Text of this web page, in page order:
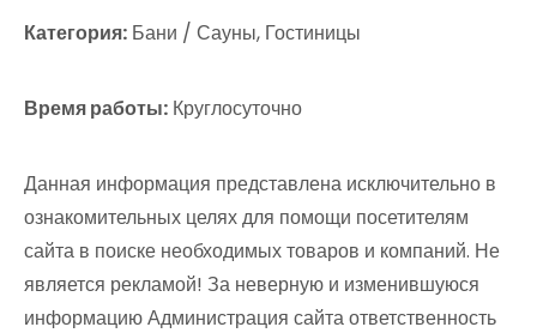
Категория: Бани / Сауны, Гостиницы
Время работы: Круглосуточно
Данная информация представлена исключительно в
ознакомительных целях для помощи посетителям
сайта в поиске необходимых товаров и компаний. Не
является рекламой! За неверную и изменившуюся
информацию Администрация сайта ответственность